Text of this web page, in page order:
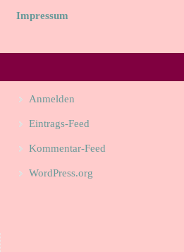
Impressum
Anmelden
Eintrags-Feed
Kommentar-Feed
WordPress.org